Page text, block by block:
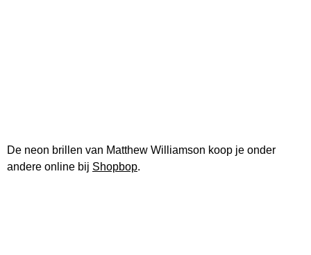
De neon brillen van Matthew Williamson koop je onder
andere online bij Shopbop.